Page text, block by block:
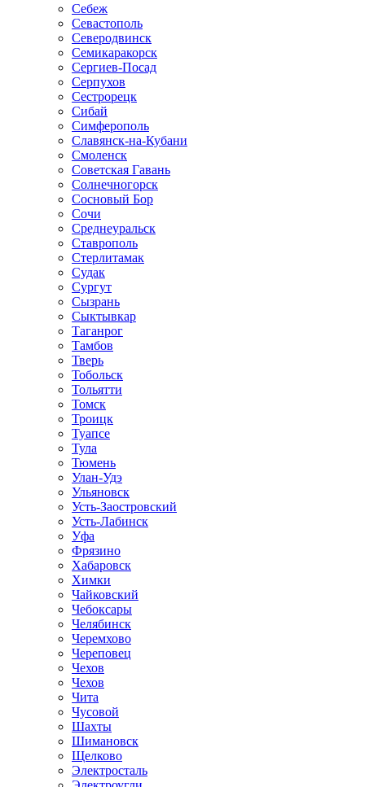
Себеж
Севастополь
Северодвинск
Семикаракорск
Сергиев-Посад
Серпухов
Сестрорецк
Сибай
Симферополь
Славянск-на-Кубани
Смоленск
Советская Гавань
Солнечногорск
Сосновый Бор
Сочи
Среднеуральск
Ставрополь
Стерлитамак
Судак
Сургут
Сызрань
Сыктывкар
Таганрог
Тамбов
Тверь
Тобольск
Тольятти
Томск
Троицк
Туапсе
Тула
Тюмень
Улан-Удэ
Ульяновск
Усть-Заостровский
Усть-Лабинск
Уфа
Фрязино
Хабаровск
Химки
Чайковский
Чебоксары
Челябинск
Черемхово
Череповец
Чехов
Чехов
Чита
Чусовой
Шахты
Шимановск
Щелково
Электросталь